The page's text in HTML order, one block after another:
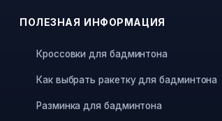
ПОЛЕЗНАЯ ИНФОРМАЦИЯ
Кроссовки для бадминтона
Как выбрать ракетку для бадминтона
Разминка для бадминтона